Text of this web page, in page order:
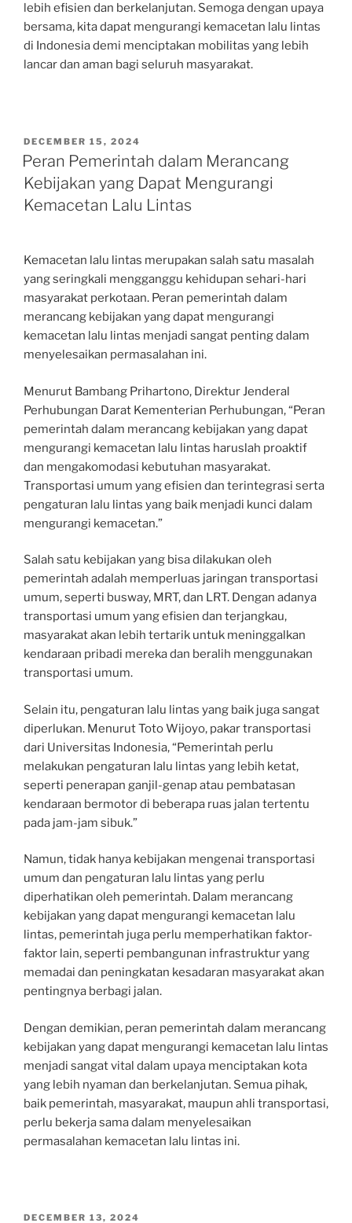
lebih efisien dan berkelanjutan. Semoga dengan upaya
bersama, kita dapat mengurangi kemacetan lalu lintas
di Indonesia demi menciptakan mobilitas yang lebih
lancar dan aman bagi seluruh masyarakat.
POSTED
ON
DECEMBER 15, 2024
Peran Pemerintah dalam Merancang
Kebijakan yang Dapat Mengurangi
Kemacetan Lalu Lintas
Kemacetan lalu lintas merupakan salah satu masalah
yang seringkali mengganggu kehidupan sehari-hari
masyarakat perkotaan. Peran pemerintah dalam
merancang kebijakan yang dapat mengurangi
kemacetan lalu lintas menjadi sangat penting dalam
menyelesaikan permasalahan ini.
Menurut Bambang Prihartono, Direktur Jenderal
Perhubungan Darat Kementerian Perhubungan, “Peran
pemerintah dalam merancang kebijakan yang dapat
mengurangi kemacetan lalu lintas haruslah proaktif
dan mengakomodasi kebutuhan masyarakat.
Transportasi umum yang efisien dan terintegrasi serta
pengaturan lalu lintas yang baik menjadi kunci dalam
mengurangi kemacetan.”
Salah satu kebijakan yang bisa dilakukan oleh
pemerintah adalah memperluas jaringan transportasi
umum, seperti busway, MRT, dan LRT. Dengan adanya
transportasi umum yang efisien dan terjangkau,
masyarakat akan lebih tertarik untuk meninggalkan
kendaraan pribadi mereka dan beralih menggunakan
transportasi umum.
Selain itu, pengaturan lalu lintas yang baik juga sangat
diperlukan. Menurut Toto Wijoyo, pakar transportasi
dari Universitas Indonesia, “Pemerintah perlu
melakukan pengaturan lalu lintas yang lebih ketat,
seperti penerapan ganjil-genap atau pembatasan
kendaraan bermotor di beberapa ruas jalan tertentu
pada jam-jam sibuk.”
Namun, tidak hanya kebijakan mengenai transportasi
umum dan pengaturan lalu lintas yang perlu
diperhatikan oleh pemerintah. Dalam merancang
kebijakan yang dapat mengurangi kemacetan lalu
lintas, pemerintah juga perlu memperhatikan faktor-
faktor lain, seperti pembangunan infrastruktur yang
memadai dan peningkatan kesadaran masyarakat akan
pentingnya berbagi jalan.
Dengan demikian, peran pemerintah dalam merancang
kebijakan yang dapat mengurangi kemacetan lalu lintas
menjadi sangat vital dalam upaya menciptakan kota
yang lebih nyaman dan berkelanjutan. Semua pihak,
baik pemerintah, masyarakat, maupun ahli transportasi,
perlu bekerja sama dalam menyelesaikan
permasalahan kemacetan lalu lintas ini.
POSTED
DECEMBER 13, 2024